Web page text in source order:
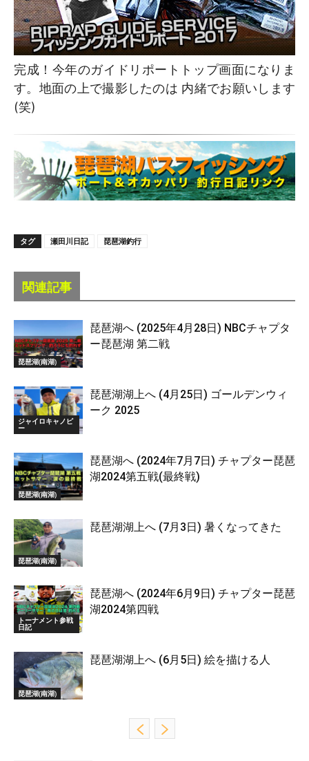
完成！今年のガイドリポートトップ画面になりま
す。地面の上で撮影したのは 内緒でお願いします
(笑)
タグ 瀬田川日記 琵琶湖釣行
関連記事
琵琶湖(南湖)
琵琶湖へ (2025年4月28日) NBCチャプタ
ー琵琶湖 第二戦
ジャイロキャノピ
ー
琵琶湖湖上へ (4月25日) ゴールデンウィ
ーク 2025
琵琶湖(南湖)
琵琶湖へ (2024年7月7日) チャプター琵琶
湖2024第五戦(最終戦)
琵琶湖(南湖)
琵琶湖湖上へ (7月3日) 暑くなってきた
トーナメント参戦
日記
琵琶湖へ (2024年6月9日) チャプター琵琶
湖2024第四戦
琵琶湖(南湖)
琵琶湖湖上へ (6月5日) 絵を描ける人